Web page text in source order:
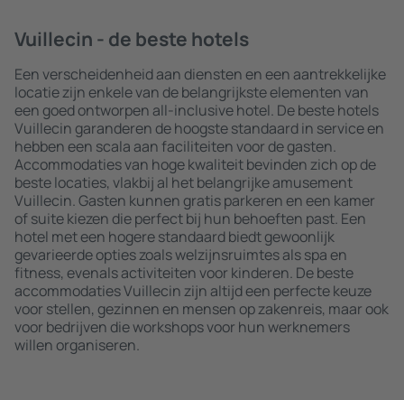
Vuillecin - de beste hotels
Een verscheidenheid aan diensten en een aantrekkelijke
locatie zijn enkele van de belangrijkste elementen van
een goed ontworpen all-inclusive hotel. De beste hotels
Vuillecin garanderen de hoogste standaard in service en
hebben een scala aan faciliteiten voor de gasten.
Accommodaties van hoge kwaliteit bevinden zich op de
beste locaties, vlakbij al het belangrijke amusement
Vuillecin. Gasten kunnen gratis parkeren en een kamer
of suite kiezen die perfect bij hun behoeften past. Een
hotel met een hogere standaard biedt gewoonlijk
gevarieerde opties zoals welzijnsruimtes als spa en
fitness, evenals activiteiten voor kinderen. De beste
accommodaties Vuillecin zijn altijd een perfecte keuze
voor stellen, gezinnen en mensen op zakenreis, maar ook
voor bedrijven die workshops voor hun werknemers
willen organiseren.